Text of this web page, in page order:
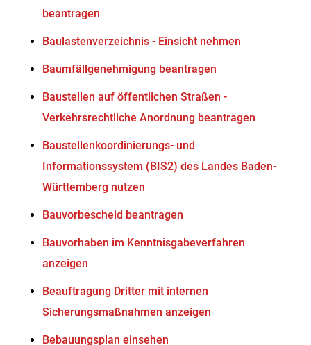
beantragen
Baulastenverzeichnis - Einsicht nehmen
Baumfällgenehmigung beantragen
Baustellen auf öffentlichen Straßen -
Verkehrsrechtliche Anordnung beantragen
Baustellenkoordinierungs- und
Informationssystem (BIS2) des Landes Baden-
Württemberg nutzen
Bauvorbescheid beantragen
Bauvorhaben im Kenntnisgabeverfahren
anzeigen
Beauftragung Dritter mit internen
Sicherungsmaßnahmen anzeigen
Bebauungsplan einsehen